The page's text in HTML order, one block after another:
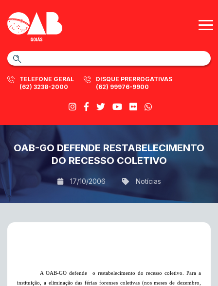
TELEFONE GERAL
(62) 3238-2000
DISQUE PRERROGATIVAS
(62) 99976-9900
OAB-GO DEFENDE RESTABELECIMENTO
DO RECESSO COLETIVO
17/10/2006 Notícias
A OAB-GO defende o restabelecimento do recesso coletivo. Para a
instituição, a eliminação das férias forenses coletivas (nos meses de dezembro,